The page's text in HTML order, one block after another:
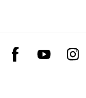
Facebook
YouTube